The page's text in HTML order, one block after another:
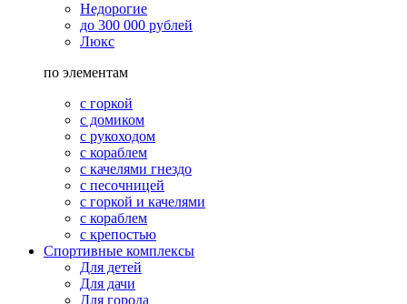
Недорогие
до 300 000 рублей
Люкс
по элементам
с горкой
с домиком
с рукоходом
с кораблем
с качелями гнездо
с песочницей
с горкой и качелями
с кораблем
с крепостью
Спортивные комплексы
Для детей
Для дачи
Для города